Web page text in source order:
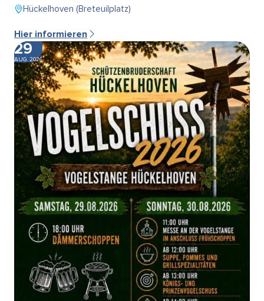
Hückelhoven (Breteuilplatz)
Hier informieren
29
AUG. 2026